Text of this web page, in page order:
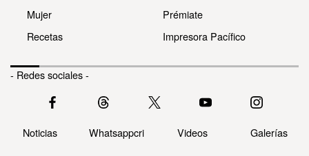
Mujer
Recetas
Prémiate
Impresora Pacífico
- Redes sociales -
Noticias Whatsappcri Videos Galerías